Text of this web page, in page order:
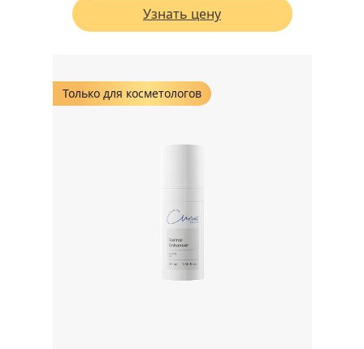
Узнать цену
Только для косметологов